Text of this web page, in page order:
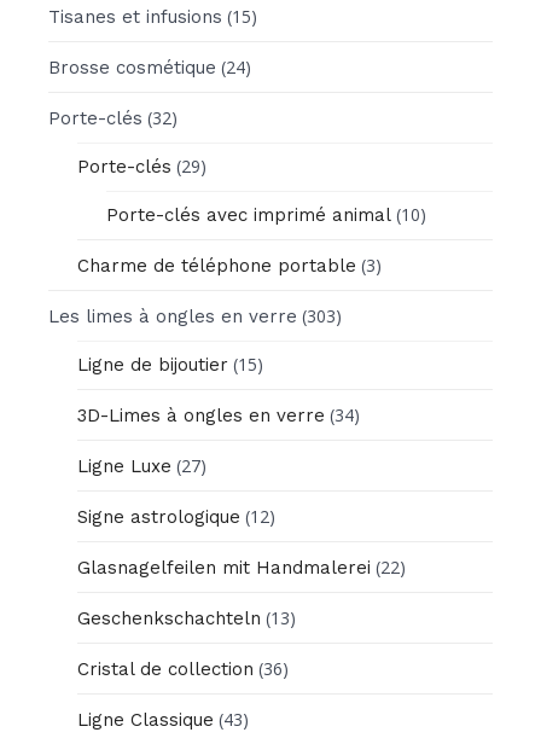
Tisanes et infusions (15)
Brosse cosmétique (24)
Porte-clés (32)
Porte-clés (29)
Porte-clés avec imprimé animal (10)
Charme de téléphone portable (3)
Les limes à ongles en verre (303)
Ligne de bijoutier (15)
3D-Limes à ongles en verre (34)
Ligne Luxe (27)
Signe astrologique (12)
Glasnagelfeilen mit Handmalerei (22)
Geschenkschachteln (13)
Cristal de collection (36)
Ligne Classique (43)